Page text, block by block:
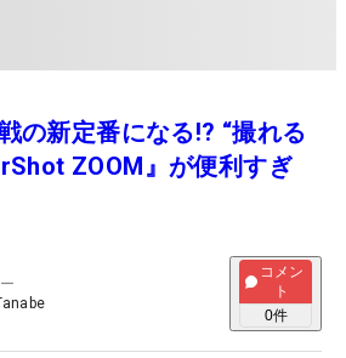
の新定番になる!? “撮れる
ZOOM』が便利すぎ
コメン
ト
0件